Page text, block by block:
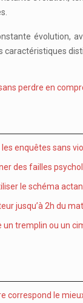
évolution,
perdre en
enquêtes sans
des failles
le schéma
jusqu’à 2h du
un tremplin ou un
correspond le